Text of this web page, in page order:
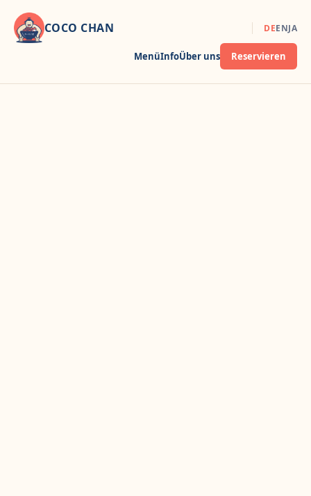
COCO CHAN
MenüInfoÜber uns Reservieren
DEENJA